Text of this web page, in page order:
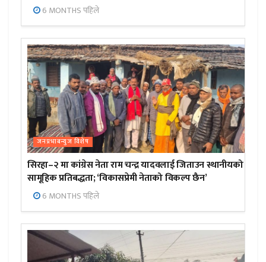
6 MONTHS पहिले
जनप्रभाबन्युज विशेष
सिरहा–२ मा कांग्रेस नेता राम चन्द्र यादवलाई जिताउन स्थानीयको
सामूहिक प्रतिबद्धता; ‘विकासप्रेमी नेताको विकल्प छैन’
6 MONTHS पहिले